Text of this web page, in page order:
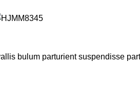
bulum parturient suspendisse